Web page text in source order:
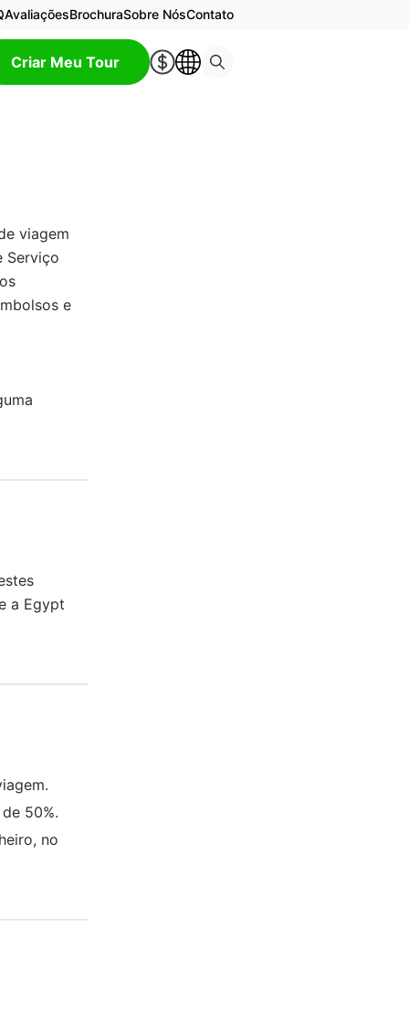
AvaliaçõesBrochuraSobre NósContato
Criar Meu Tour
viagem
Serviço
e
a Egypt
50%.
no